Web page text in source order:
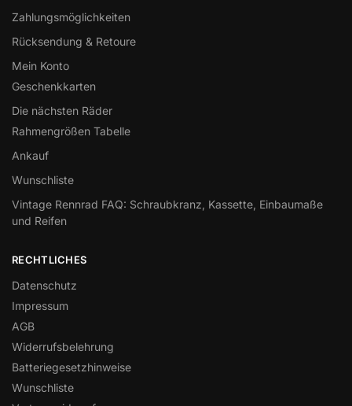
Zahlungsmöglichkeiten
Rücksendung & Retoure
Mein Konto
Geschenkkarten
Die nächsten Räder
Rahmengrößen Tabelle
Ankauf
Wunschliste
Vintage Rennrad FAQ: Schraubkranz, Kassette, Einbaumaße
und Reifen
RECHTLICHES
Datenschutz
Impressum
AGB
Widerrufsbelehrung
Batteriegesetzhinweise
Wunschliste